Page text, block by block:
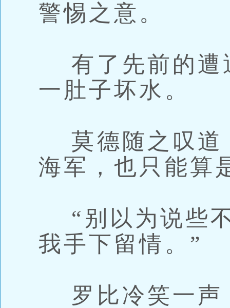
警惕之意。
有了先前的遭
一肚子坏水。
莫德随之叹道
海军，也只能算
“别以为说些
我手下留情。”
罗比冷笑一声